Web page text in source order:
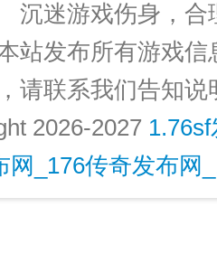
沉迷游戏伤身，合
站发布所有游戏
请联系我们告知
2026-2027
网_176传奇发布网